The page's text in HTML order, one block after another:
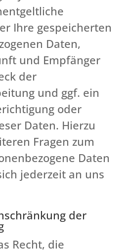
Ihre gespeicherten
Daten,
und Empfänger
der
und ggf. ein
oder
Daten. Hierzu
Fragen zum
Daten
jederzeit an uns
der
Recht, die